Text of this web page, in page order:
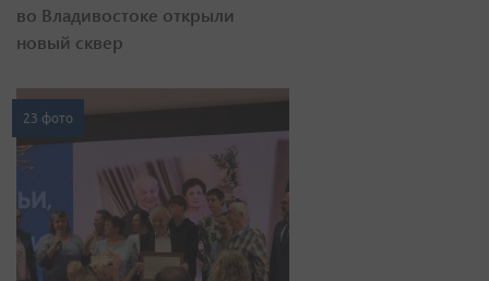
во Владивостоке открыли
новый сквер
23 фото